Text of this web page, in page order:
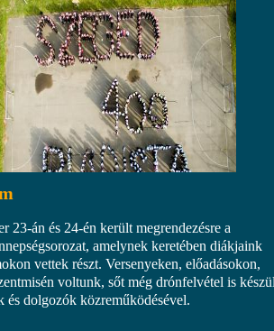
23-án és 24-én került megrendezésre a
amelynek keretében diákjaink
vettek részt. Versenyeken, előadásokon,
voltunk, sőt még drónfelvétel is
és dolgozók közreműködésével.